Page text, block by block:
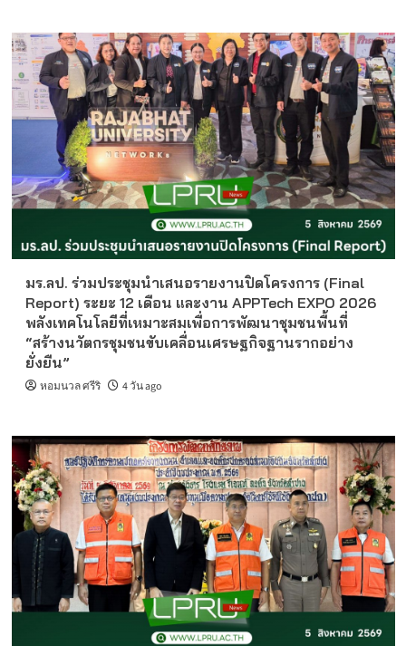
มร.ลป. ร่วมประชุมนำเสนอรายงานปิดโครงการ (Final
Report) ระยะ 12 เดือน และงาน APPTech EXPO 2026
พลังเทคโนโลยีที่เหมาะสมเพื่อการพัฒนาชุมชนพื้นที่
“สร้างนวัตกรชุมชนขับเคลื่อนเศรษฐกิจฐานรากอย่าง
ยั่งยืน”
หอมนวล ศรีริ 4 วัน ago